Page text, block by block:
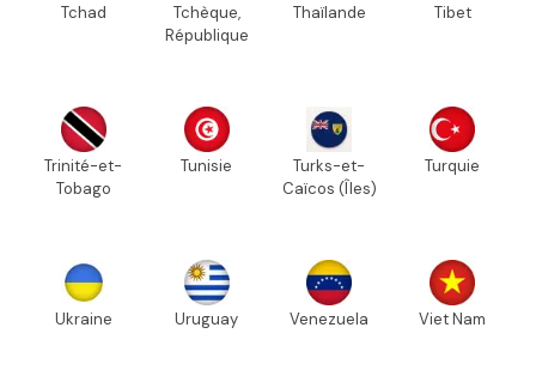
Tchad
Tchèque,
République
Thaïlande Tibet
Trinité-et-
Tobago
Tunisie
Turks-et-
Caïcos (Îles)
Turquie
Ukraine Uruguay Venezuela Viet Nam